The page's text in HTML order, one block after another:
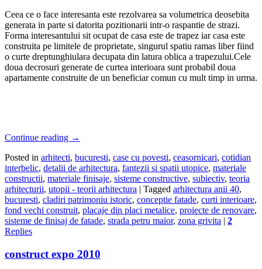
Ceea ce o face interesanta este rezolvarea sa volumetrica deosebita
generata in parte si datorita pozitionarii intr-o raspantie de strazi.
Forma interesantului sit ocupat de casa este de trapez iar casa este
construita pe limitele de proprietate, singurul spatiu ramas liber fiind
o curte dreptunghiulara decupata din latura oblica a trapezului.Cele
doua decrosuri generate de curtea interioara sunt probabil doua
apartamente construite de un beneficiar comun cu mult timp in urma.
Continue reading →
Posted in arhitecti, bucuresti, case cu povesti, ceasornicari, cotidian
interbelic, detalii de arhitectura, fantezii si spatii utopice, materiale
constructii, materiale finisaje, sisteme constructive, subiectiv, teoria
arhitecturii, utopii - teorii arhitectura | Tagged arhitectura anii 40,
bucuresti, cladiri patrimoniu istoric, conceptie fatade, curti interioare,
fond vechi construit, placaje din placi metalice, proiecte de renovare,
sisteme de finisaj de fatade, strada petru maior, zona grivita | 2
Replies
construct expo 2010